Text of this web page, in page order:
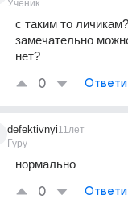
Ученик
с таким то
замечательно
нет?
0
defektivnyi
Гуру
11лет
нормально
0